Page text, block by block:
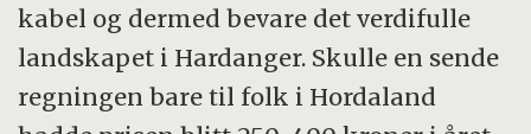
kabel og dermed bevare det verdifulle
landskapet i Hardanger. Skulle en sende
regningen bare til folk i Hordaland